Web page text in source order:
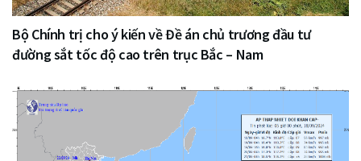
Bộ Chính trị cho ý kiến về Đề án chủ trương đầu tư
đường sắt tốc độ cao trên trục Bắc – Nam